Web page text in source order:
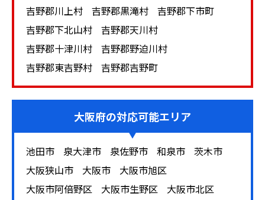
ノッティ） ◆Poliform（ポリフォーム）
◆moooi（モーイ） ◆Driade（ドリアデ）
◆Magis（マジス） ◆Muuto（ムート）
◆Kartell（カルテル） ◆Vitra（ヴィトラ） ◆
天童木工 ◆カリモク60 ◆HALO（ハロ）
◆ligne roset（リーン・ロゼ） ◆porada（ポラ
ウ） ◆Baxter（バクスター）
※上記以外のメーカーも高価買取中です。
吉野郡川上村
吉野郡黒滝村
吉野郡下市町
吉野郡下北山村
吉野郡天川村
吉野郡十津川村
吉野郡野迫川村
吉野郡東吉野村
吉野郡吉野町
大阪府の対応可能エリア
池田市 泉大津市 泉佐野市 和泉市
茨木市
大阪狭山市
大阪市
大阪市旭区
大阪市阿倍野区
大阪市生野区
大阪市北区